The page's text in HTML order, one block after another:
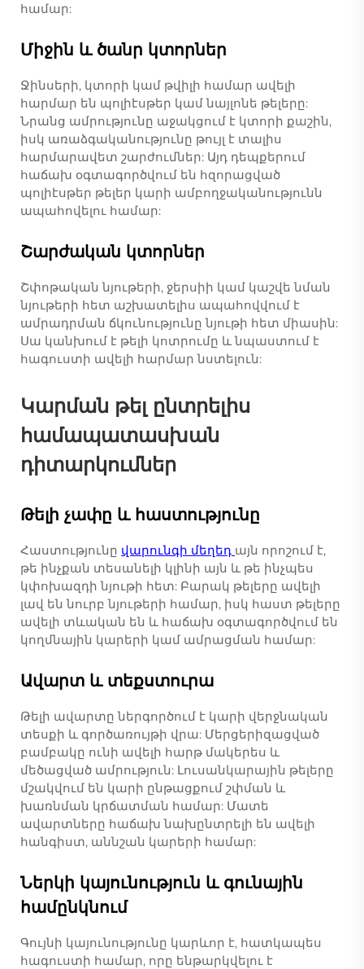
համար:
Միջին և ծանր կտորներ
Ջինսերի, կտորի կամ թվիլի համար ավելի
հարմար են պոլիէսթեր կամ նայլոնե թելերը:
Նրանց ամրությունը աջակցում է կտորի քաշին,
իսկ առաձգականությունը թույլ է տալիս
հարմարավետ շարժումներ: Այդ դեպքերում
հաճախ օգտագործվում են հզորացված
պոլիէսթեր թելեր կարի ամբողջականությունն
ապահովելու համար:
Շարժական կտորներ
Շփոթական նյութերի, ջերսիի կամ կաշվե նման
նյութերի հետ աշխատելիս ապահովվում է
ամրադրման ճկունությունը նյութի հետ միասին:
Սա կանխում է թելի կոտրումը և նպաստում է
հագուստի ավելի հարմար նստելուն:
Կարման թել ընտրելիս
համապատասխան
դիտարկումներ
Թելի չափը և հաստությունը
Հաստությունը վարունգի մեղեդ այն որոշում է,
թե ինչքան տեսանելի կլինի այն և թե ինչպես
կփոխազդի նյութի հետ: Բարակ թելերը ավելի
լավ են նուրբ նյութերի համար, իսկ հաստ թելերը
ավելի տևական են և հաճախ օգտագործվում են
կողմնային կարերի կամ ամրացման համար:
Ավարտ և տեքստուրա
Թելի ավարտը ներգործում է կարի վերջնական
տեսքի և գործառույթի վրա: Մերցերիզացված
բամբակը ունի ավելի հարթ մակերես և
մեծացված ամրություն: Լուսանկարային թելերը
մշակվում են կարի ընթացքում շփման և
խառնման կրճատման համար: Մատե
ավարտները հաճախ նախընտրելի են ավելի
հանգիստ, աննշան կարերի համար:
Ներկի կայունություն և գունային
համընկնում
Գույնի կայունությունը կարևոր է, հատկապես
հագուստի համար, որը ենթարկվելու է